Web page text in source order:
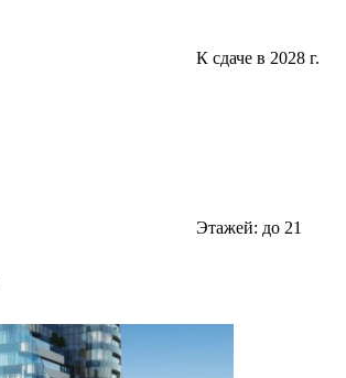
К сдаче в 2028 г.
Этажей: до 21